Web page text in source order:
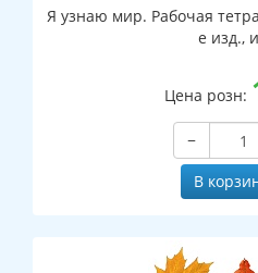
Я узнаю мир. Рабочая
е изд.,
Цена розн:
−
В